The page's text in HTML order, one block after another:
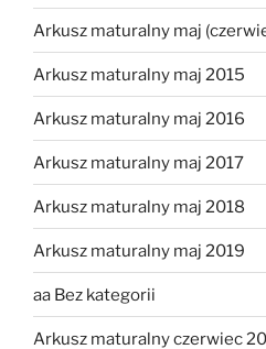
Arkusz maturalny maj
Arkusz maturalny maj 2015
Arkusz maturalny maj 2016
Arkusz maturalny maj 2017
Arkusz maturalny maj 2018
Arkusz maturalny maj 2019
aa Bez kategorii
Arkusz maturalny czerwiec